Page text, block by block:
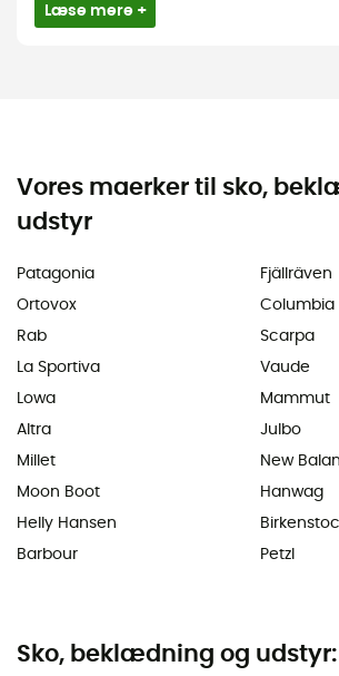
Læse mere +
Vores maerker til sko,
udstyr
Patagonia
Ortovox
Rab
La Sportiva
Lowa
Altra
Millet
Moon Boot
Helly Hansen
Barbour
Fjällräven
Columbia
Scarpa
Vaude
Mammut
Julbo
New
Hanwag
Petzl
Sko, beklædning og